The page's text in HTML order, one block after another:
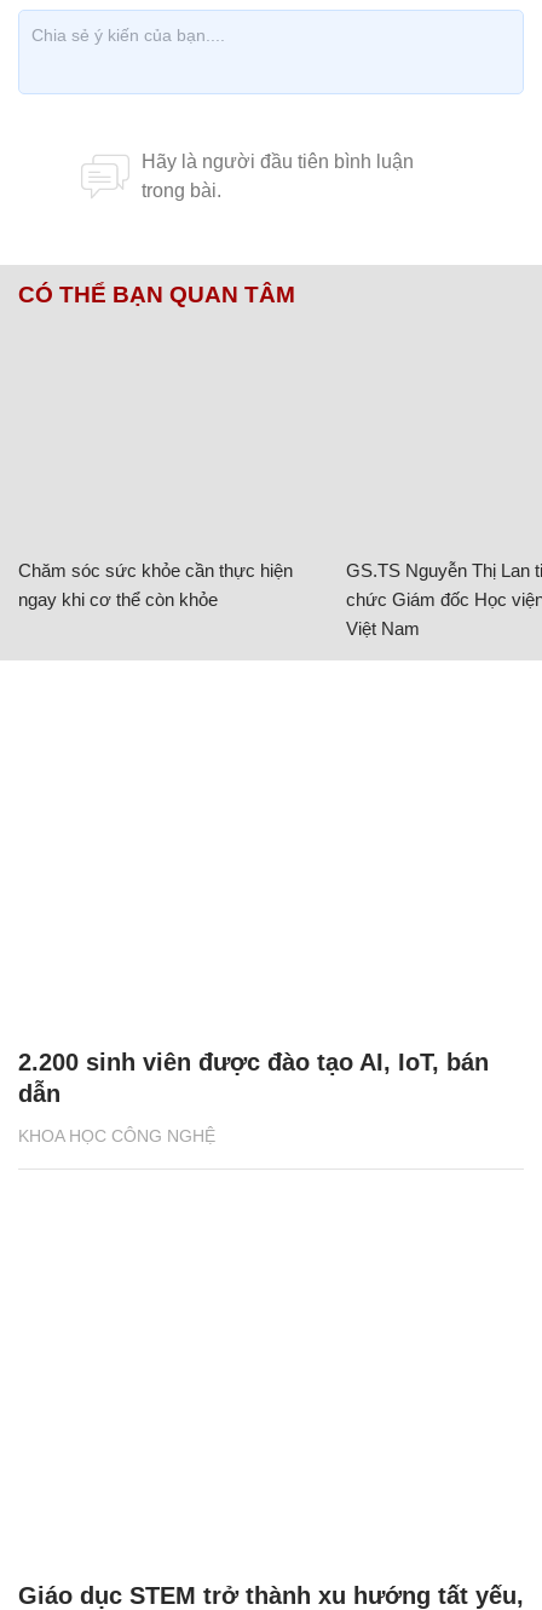
CÓ THỂ BẠN QUAN TÂM
Chăm sóc sức khỏe cần thực hiện
ngay khi cơ thể còn khỏe
GS.TS Nguyễn Thị Lan
chức Giám đốc Học
Việt Nam
KHOA HỌC CÔNG NGHỆ
2.200 sinh viên được đào tạo AI, IoT, bán
dẫn
Giáo dục STEM trở thành xu hướng tất yếu,